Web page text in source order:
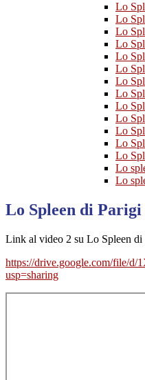
Lo
Lo
Lo
Lo
Lo
Lo
Lo
Lo
Lo
Lo
Lo
Lo
Lo
Lo
Lo
Lo Spleen di Parigi
Link al video 2 su Lo Spleen
https://drive.google.com/file/
usp=sharing